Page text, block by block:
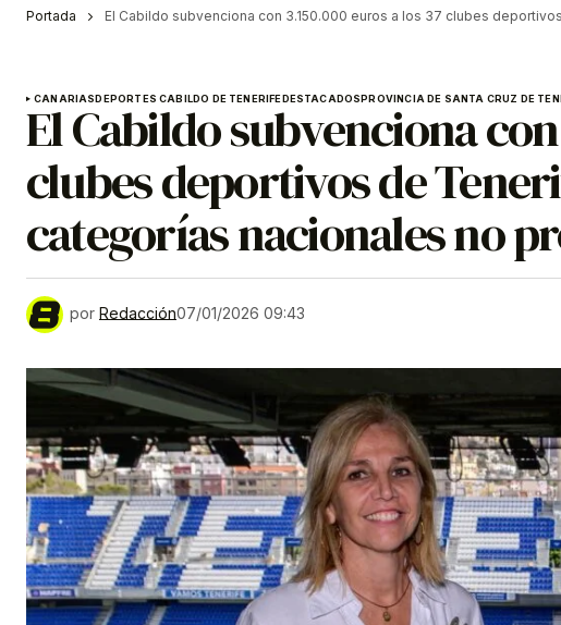
Portada El Cabildo subvenciona con 3.150.000 euros a los 37 clubes
CANARIASDEPORTES CABILDO DE TENERIFEDESTACADOSPROVINCIA DE SANTA CRUZ DE
El Cabildo subvenciona
clubes deportivos de
categorías nacionales no
por Redacción07/01/2026 09:43